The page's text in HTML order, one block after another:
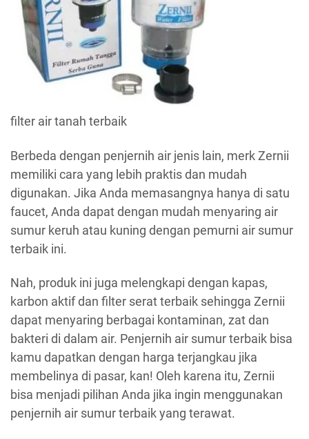
filter air tanah terbaik
Berbeda dengan penjernih air jenis lain, merk Zernii
memiliki cara yang lebih praktis dan mudah
digunakan. Jika Anda memasangnya hanya di satu
faucet, Anda dapat dengan mudah menyaring air
sumur keruh atau kuning dengan pemurni air sumur
terbaik ini.
Nah, produk ini juga melengkapi dengan kapas,
karbon aktif dan filter serat terbaik sehingga Zernii
dapat menyaring berbagai kontaminan, zat dan
bakteri di dalam air. Penjernih air sumur terbaik bisa
kamu dapatkan dengan harga terjangkau jika
membelinya di pasar, kan! Oleh karena itu, Zernii
bisa menjadi pilihan Anda jika ingin menggunakan
penjernih air sumur terbaik yang terawat.